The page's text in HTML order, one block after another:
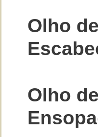
Olho
Olho